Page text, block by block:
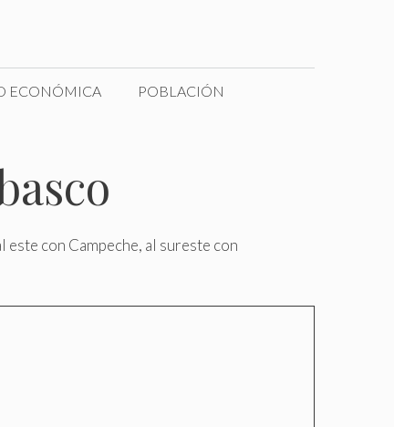
ECONÓMICA POBLACIÓN
con Campeche, al sureste con